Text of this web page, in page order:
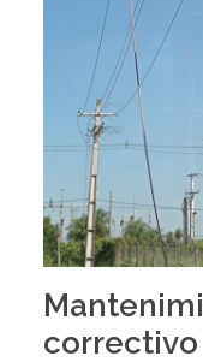
correctivo